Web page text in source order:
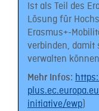
Ist als Teil des
Lösung für
Erasmus+-
verbinden, damit
verwalten
Mehr Infos:
initiative/ewp)